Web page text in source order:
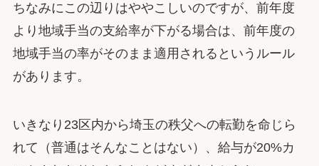
ちなみにこの辺りはややこしいのですが、前年度
より地域手当の支給率が下がる場合は、前年度の
地域手当の率がそのまま適用されるというルール
があります。
いきなり23区内から埼玉の秩父への転勤を命じら
れて（普通はそんなことはない）、給与が20%カ